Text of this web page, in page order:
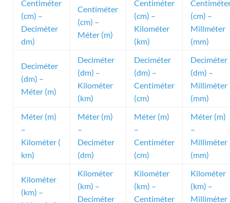
Centiméter
(cm) –
Deciméter
dm)
Centiméter
(cm) –
Méter (m)
Centiméter
(cm) –
Kilométer
(km)
(cm) –
Millméter
(mm)
Deciméter
(dm) –
Méter (m)
Deciméter
(dm) –
Kilométer
(km)
Deciméter
(dm) –
Centiméter
(cm)
Deciméter
(dm) –
Milliméter
(mm)
Méter (m)
–
Kilométer (
km)
Méter (m)
–
Deciméter
(dm)
Méter (m)
–
Centiméter
(cm)
Méter (m)
–
Milliméter
(mm)
Kilométer
(km) –
Kilométer
(km) –
Deciméter
Kilométer
(km) –
Centiméter
Kilométer
(km) –
Milliméter